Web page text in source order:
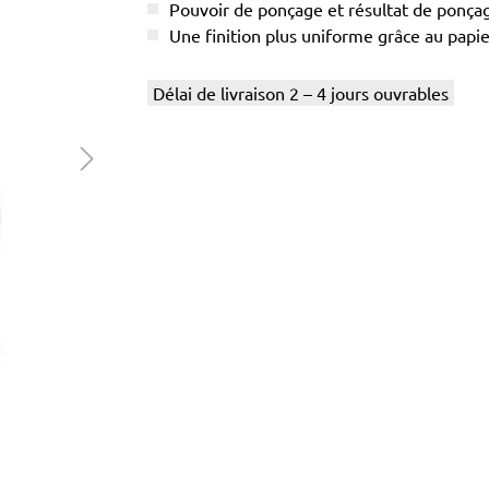
Pouvoir de ponçage et résultat de
Une finition plus uniforme grâce au
Délai de livraison 2 – 4 jours ouvrables